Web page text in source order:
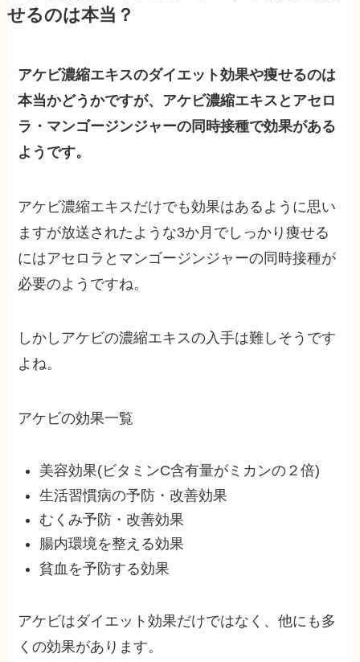
せるのは本当？
アケビ濃縮エキスのダイエット効果や痩せるのは
本当かどうかですが、アケビ濃縮エキスとアセロ
ラ・マンゴージンジャーの同時接種で効果がある
ようです。
アケビ濃縮エキスだけでも効果はあるように思い
ますが放送されたような3か月でしっかり痩せる
にはアセロラとマンゴージンジャーの同時接種が
必要のようですね。
しかしアケビの濃縮エキスの入手は難しそうです
よね。
アケビの効果一覧
美容効果(ビタミンC含有量がミカンの２倍)
生活習慣病の予防・改善効果
むくみ予防・改善効果
腸内環境を整える効果
貧血を予防する効果
アケビはダイエット効果だけではなく、他にも多
くの効果があります。